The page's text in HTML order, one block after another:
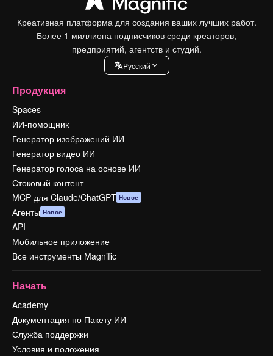
Креативная платформа для создания ваших лучших работ.
Более 1 миллиона подписчиков среди креаторов,
предприятий, агентств и студий.
Pусский
Продукция
Spaces
ИИ-помощник
Генератор изображений ИИ
Генератор видео ИИ
Генератор голоса на основе ИИ
Стоковый контент
MCP для Claude/ChatGPT Новое
Агенты Новое
API
Мобильное приложение
Все инструменты Magnific
Начать
Academy
Документация по Пакету ИИ
Служба поддержки
Условия и положения